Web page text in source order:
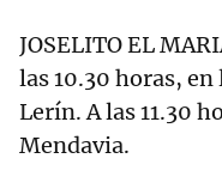
JOSELITO EL
las 10.30 horas,
Lerín. A las 11.30
Mendavia.